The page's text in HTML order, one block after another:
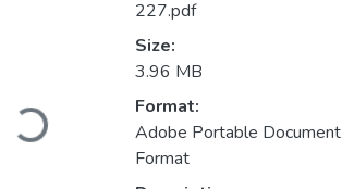
227.pdf
Size:
3.96 MB
Format:
Adobe Portable Document
Format